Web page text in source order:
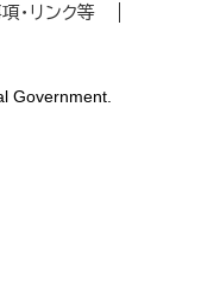
・リンク等
Government.